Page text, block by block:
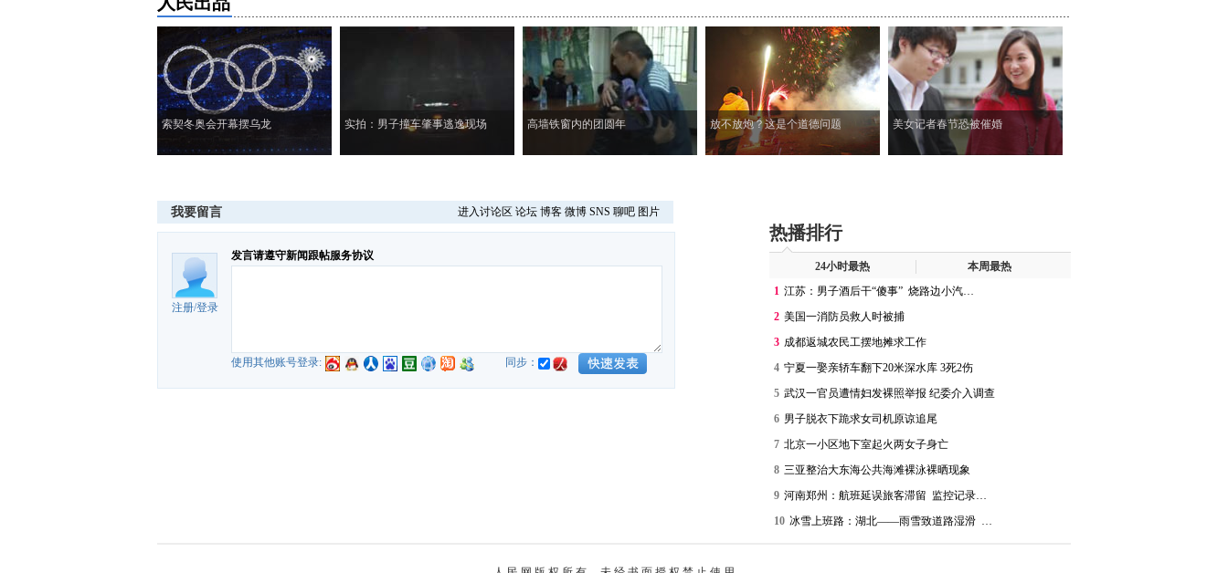
索契冬奥会开幕摆乌龙 实拍：男子撞车肇事逃逸现场 高墙铁窗内的团圆年 放不放炮？这是个道德问题 美女记者春节恐被催婚
我要留言 进入讨论区 论坛 博客 微博 SNS 聊吧 图片
注册/登录
发言请遵守新闻跟帖服务协议
使用其他账号登录: 同步：
热播排行
24小时最热
本周最热
1 江苏：男子酒后干“傻事” 烧路边小汽…
2 美国一消防员救人时被捕
3 成都返城农民工摆地摊求工作
4 宁夏一娶亲轿车翻下20米深水库 3死2伤
5 武汉一官员遭情妇发裸照举报 纪委介入调查
6 男子脱衣下跪求女司机原谅追尾
7 北京一小区地下室起火两女子身亡
8 三亚整治大东海公共海滩裸泳裸晒现象
9 河南郑州：航班延误旅客滞留 监控记录…
10 冰雪上班路：湖北——雨雪致道路湿滑 …